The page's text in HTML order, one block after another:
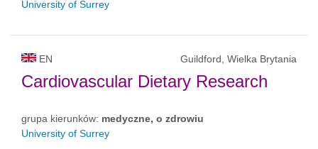
University of Surrey
EN Guildford, Wielka Brytania
Cardiovascular Dietary Research
grupa kierunków: medyczne, o zdrowiu
University of Surrey